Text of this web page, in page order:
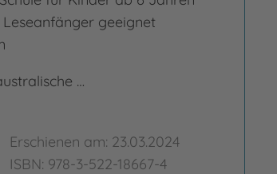
geeignet
…
Erschienen am: 23.03.2024
ISBN: 978-3-522-18667-4